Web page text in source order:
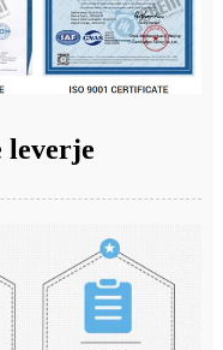
leverje